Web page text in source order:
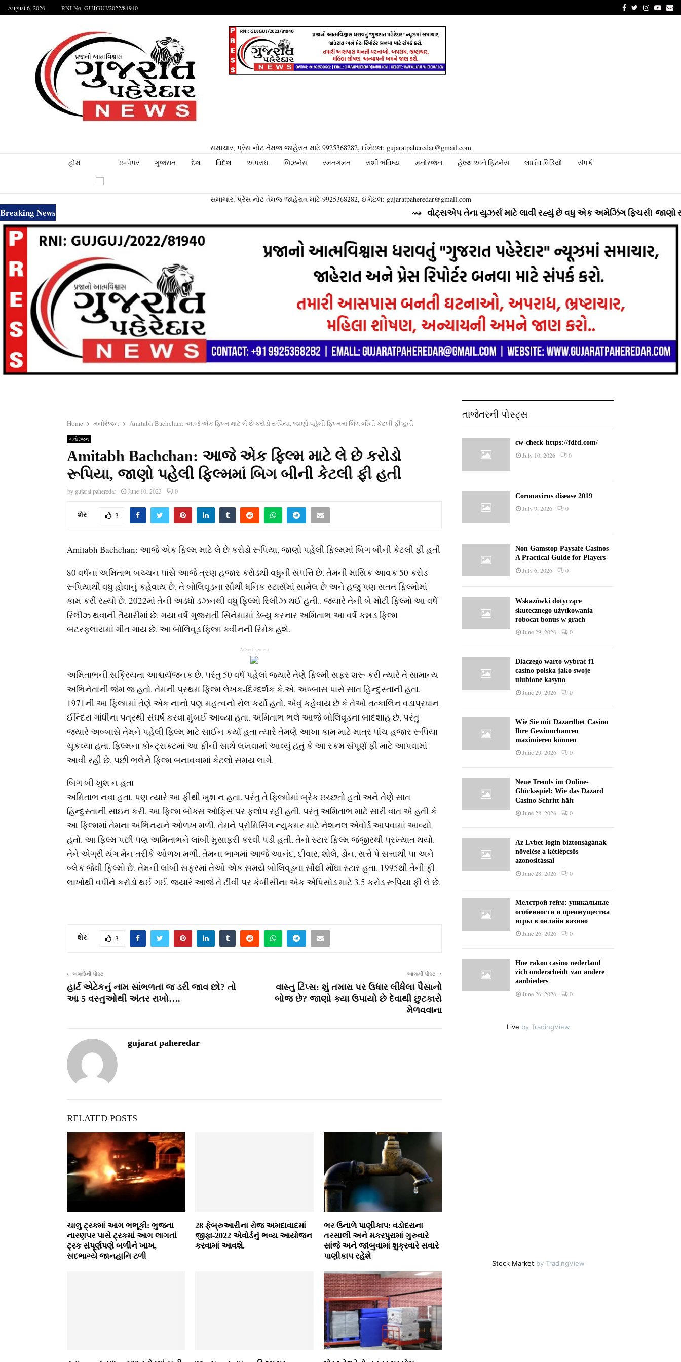
August 6, 2026 RNI No. GUJGUJ/2022/81940 FacebookTwitter
Instagram
સમાચાર, પ્રેસ નોટ તેમજ જાહેરાત માટે 9925368282, ઈમેઇલ: gujaratpaheredar@gmail.com
હોમ ઇ-પેપર ગુજરાત દેશ વિદેશ અપરાધ બિઝનેસ રમતગમત રાશી ભવિષ્ય મનોરંજન હેલ્થ અને ફિટનેસ લાઈવ વિડિયો સંપર્ક
સમાચાર, પ્રેસ નોટ તેમજ જાહેરાત માટે 9925368282, ઈમેઇલ: gujaratpaheredar@gmail.com
Breaking News ⇝ વોટ્સએપ તેના યુઝર્સ માટે લાવી રહ્યું છે વધુ એક અમેઝિંગ ફિચર્સ! જાણો સંપૂર્ણ
Home મનોરંજન Amitabh Bachchan: આજે એક ફિલ્મ માટે લે છે કરોડો રૂપિયા, જાણો પહેલી ફિલ્મમાં બિગ બીની કેટલી ફી હતી
મનોરંજન
Amitabh Bachchan: આજે એક ફિલ્મ માટે લે છે કરોડો
રૂપિયા, જાણો પહેલી ફિલ્મમાં બિગ બીની કેટલી ફી હતી
by gujarat paheredar June 10, 2023 0
શેર 3
Amitabh Bachchan: આજે એક ફિલ્મ માટે લે છે કરોડો રૂપિયા, જાણો પહેલી ફિલ્મમાં બિગ બીની કેટલી ફી હતી
80 વર્ષના અમિતાભ બચ્ચન પાસે આજે ત્રણ હજાર કરોડથી વધુની સંપત્તિ છે. તેમની માસિક આવક 50 કરોડ
રૂપિયાથી વધુ હોવાનું કહેવાય છે. તે બોલિવૂડના સૌથી ધનિક સ્ટાર્સમાં સામેલ છે અને હજુ પણ સતત ફિલ્મોમાં
કામ કરી રહ્યો છે. 2022માં તેની અડધો ડઝનથી વધુ ફિલ્મો રિલીઝ થઈ હતી.. જ્યારે તેની બે મોટી ફિલ્મો આ વર્ષે
રિલીઝ થવાની તૈયારીમાં છે. ગયા વર્ષે ગુજરાતી સિનેમામાં ડેબ્યુ કરનાર અમિતાભ આ વર્ષે કન્નડ ફિલ્મ
બટરફ્લાયમાં ગીત ગાય છે. આ બોલિવૂડ ફિલ્મ ક્વીનની રિમેક હશે.
Advertisement
અમિતાભની સક્રિયતા આશ્ચર્યજનક છે. પરંતુ 50 વર્ષ પહેલાં જ્યારે તેણે ફિલ્મી સફર શરૂ કરી ત્યારે તે સામાન્ય
અભિનેતાની જેમ જ હતો. તેમની પ્રથમ ફિલ્મ લેખક-દિગ્દર્શક કે.એ. અબ્બાસ પાસે સાત હિન્દુસ્તાની હતા.
1971ની આ ફિલ્મમાં તેણે એક નાનો પણ મહત્વનો રોલ કર્યો હતો. એવું કહેવાય છે કે તેઓ તત્કાલિન વડાપ્રધાન
ઈન્દિરા ગાંધીના પત્રથી સંઘર્ષ કરવા મુંબઈ આવ્યા હતા. અમિતાભ ભલે આજે બોલિવૂડના બાદશાહ છે, પરંતુ
જ્યારે અબ્બાસે તેમને પહેલી ફિલ્મ માટે સાઈન કર્યા હતા ત્યારે તેમણે આખા કામ માટે માત્ર પાંચ હજાર રૂપિયા
ચૂકવ્યા હતા. ફિલ્મના કોન્ટ્રાક્ટમાં આ ફીની સાથે લખવામાં આવ્યું હતું કે આ રકમ સંપૂર્ણ ફી માટે આપવામાં
આવી રહી છે, પછી ભલેને ફિલ્મ બનાવવામાં કેટલો સમય લાગે.
બિગ બી ખુશ ન હતા
અમિતાભ નવા હતા, પણ ત્યારે આ ફીથી ખુશ ન હતા. પરંતુ તે ફિલ્મોમાં બ્રેક ઇચ્છતો હતો અને તેણે સાત
હિન્દુસ્તાની સાઇન કરી. આ ફિલ્મ બોક્સ ઓફિસ પર ફ્લોપ રહી હતી. પરંતુ અમિતાભ માટે સારી વાત એ હતી કે
આ ફિલ્મમાં તેમના અભિનયને ઓળખ મળી. તેમને પ્રોમિસિંગ ન્યુકમર માટે નેશનલ એવોર્ડ આપવામાં આવ્યો
હતો. આ ફિલ્મ પછી પણ અમિતાભને લાંબી મુસાફરી કરવી પડી હતી. તેનો સ્ટાર ફિલ્મ જંજીરથી પ્રખ્યાત થયો.
તેને એંગ્રી યંગ મેન તરીકે ઓળખ મળી. તેમના ભાગમાં આજે આનંદ, દીવાર, શોલે, ડોન, સત્તે પે સત્તાથી પા અને
બ્લેક જેવી ફિલ્મો છે. તેમની લાંબી સફરમાં તેઓ એક સમયે બોલિવૂડના સૌથી મોંઘા સ્ટાર હતા. 1995થી તેની ફી
લાખોથી વધીને કરોડો થઈ ગઈ. જ્યારે આજે તે ટીવી પર કેબીસીના એક એપિસોડ માટે 3.5 કરોડ રૂપિયા ફી લે છે.
શેર 3
અગાઉની પોસ્ટ
હાર્ટ એટેકનું નામ સાંભળતા જ ડરી જાવ છો? તો
આ 5 વસ્તુઓથી અંતર રાખો….
આગામી પોસ્ટ
વાસ્તુ ટિપ્સ: શું તમારા પર ઉધાર લીધેલા પૈસાનો
બોજ છે? જાણો ક્યા ઉપાયો છે દેવાથી છુટકારો
મેળવવાના
gujarat paheredar
RELATED POSTS
ચાલુ ટ્રકમાં આગ ભભૂકી: ભુજના
નારણપર પાસે ટ્રકમાં આગ લાગતાં
ટ્રક સંપૂર્ણપણે બળીને ખાખ,
સદભાગ્યે જાનહાનિ ટળી
28 ફેબ્રુઆરીના રોજ અમદાવાદમાં
જીફા-2022 એવોર્ડનું ભવ્ય આયોજન
કરવામાં આવશે.
ભર ઉનાળે પાણીકાપ: વડોદરાના
તરસાલી અને મકરપુરામાં ગુરુવારે
સાંજે અને જાંબુવામાં શુક્રવારે સવારે
પાણીકાપ રહેશે
તાજેતરની પોસ્ટ્સ
cw-check-https://fdfd.com/
July 10, 2026 0
Coronavirus disease 2019
July 9, 2026 0
Non Gamstop Paysafe Casinos
A Practical Guide for Players
July 6, 2026 0
Wskazówki dotyczące
skutecznego użytkowania
robocat bonus w grach
June 29, 2026 0
Dlaczego warto wybrać f1
casino polska jako swoje
ulubione kasyno
June 29, 2026 0
Wie Sie mit Dazardbet Casino
Ihre Gewinnchancen
maximieren können
June 29, 2026 0
Neue Trends im Online-
Glücksspiel: Wie das Dazard
Casino Schritt hält
June 28, 2026 0
Az Lvbet login biztonságának
növelése a kétlépcsős
azonosítással
June 28, 2026 0
Мелстрой гейм: уникальные
особенности и преимущества
игры в онлайн казино
June 26, 2026 0
Hoe rakoo casino nederland
zich onderscheidt van andere
aanbieders
June 26, 2026 0
Live by TradingView
Stock Marketby TradingView